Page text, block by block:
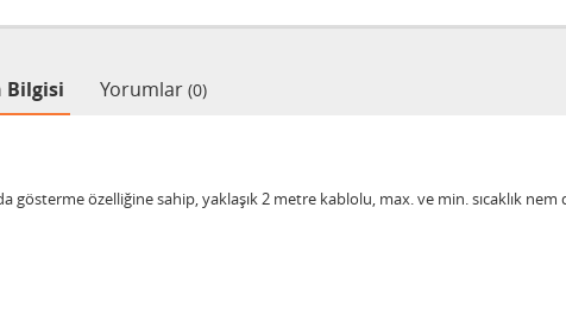
Bilgisi Yorumlar (0)
gösterme özelliğine sahip, yaklaşık 2 metre kablolu, max. ve min. sıcaklık